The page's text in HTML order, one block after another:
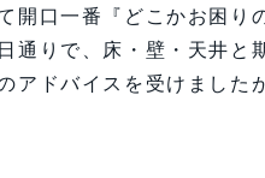
開口一番『どこかお困り
通りで、床・壁・天井と
アドバイスを受けました